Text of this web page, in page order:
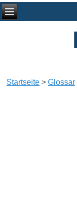
Startseite >Glossar